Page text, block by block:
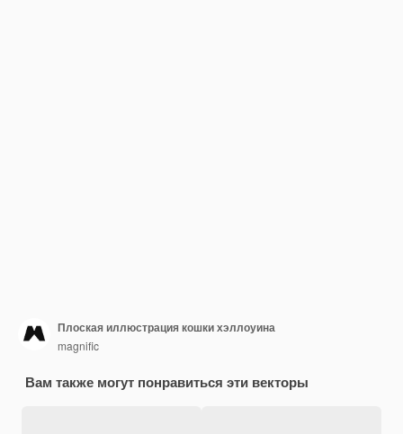
Плоская иллюстрация кошки хэллоуина
magnific
Вам также могут понравиться эти векторы